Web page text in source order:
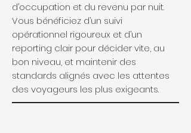
d’occupation et du revenu par nuit.
Vous bénéficiez d’un suivi
opérationnel rigoureux et d’un
reporting clair pour décider vite, au
bon niveau, et maintenir des
standards alignés avec les attentes
des voyageurs les plus exigeants.